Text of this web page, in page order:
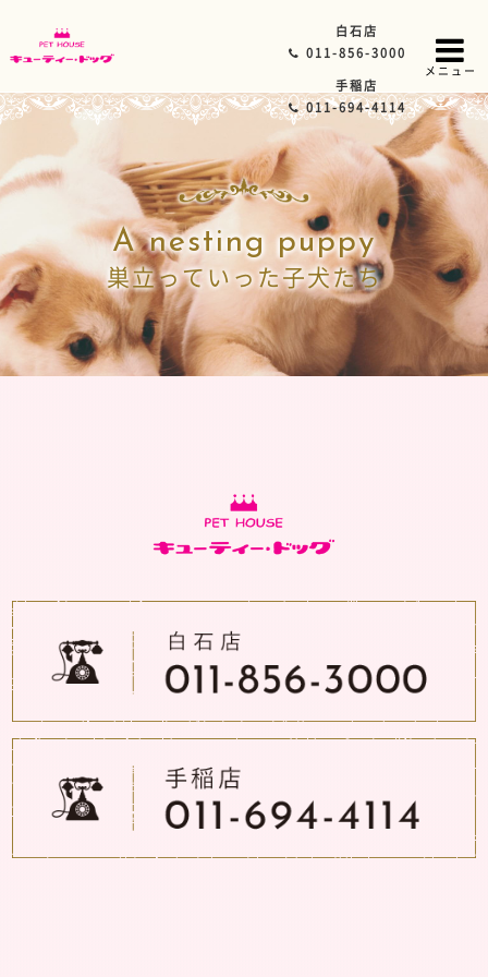
白石店
011-856-3000
手稲店
011-694-4114
メニュー
A nesting puppy
巣立っていった子犬たち